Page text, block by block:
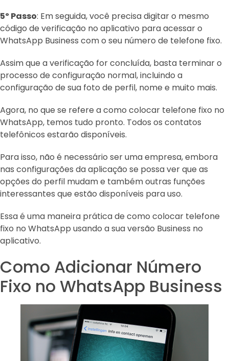
5º Passo: Em seguida, você precisa digitar o mesmo
código de verificação no aplicativo para acessar o
WhatsApp Business com o seu número de telefone fixo.
Assim que a verificação for concluída, basta terminar o
processo de configuração normal, incluindo a
configuração de sua foto de perfil, nome e muito mais.
Agora, no que se refere a como colocar telefone fixo no
WhatsApp, temos tudo pronto. Todos os contatos
telefônicos estarão disponíveis.
Para isso, não é necessário ser uma empresa, embora
nas configurações da aplicação se possa ver que as
opções do perfil mudam e também outras funções
interessantes que estão disponíveis para uso.
Essa é uma maneira prática de como colocar telefone
fixo no WhatsApp usando a sua versão Business no
aplicativo.
Como Adicionar Número
Fixo no WhatsApp Business